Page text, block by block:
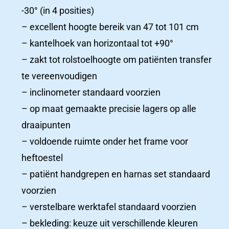
-30° (in 4 posities)
– excellent hoogte bereik van 47 tot 101 cm
– kantelhoek van horizontaal tot +90°
– zakt tot rolstoelhoogte om patiënten transfer
te vereenvoudigen
– inclinometer standaard voorzien
– op maat gemaakte precisie lagers op alle
draaipunten
– voldoende ruimte onder het frame voor
heftoestel
– patiënt handgrepen en harnas set standaard
voorzien
– verstelbare werktafel standaard voorzien
– bekleding: keuze uit verschillende kleuren
ziekenhuizen
Woonzorgcentra
Productcatalogus
Het
nieuws
Nieuws
Nieuws en belangrijke updates